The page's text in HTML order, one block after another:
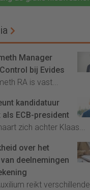
Manager
bij Evides
RA is vast...
kandidatuur
als ECB-president
zich achter Klaas...
over het
deelnemingen
reikt verschillende